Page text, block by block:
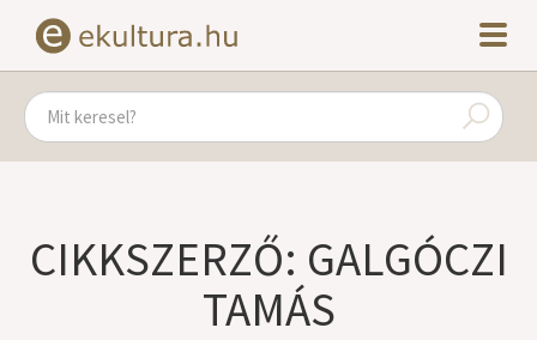
CIKKSZERZŐ: GALGÓCZI
TAMÁS